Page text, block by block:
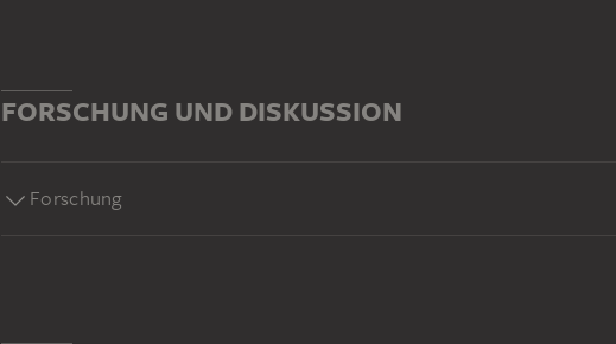
FORSCHUNG UND DISKUSSION
Forschung